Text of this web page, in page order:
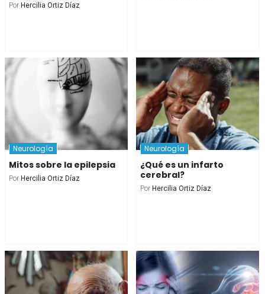
Por Hercilia Ortiz Díaz
Neurología
Mitos sobre la epilepsia
Por Hercilia Ortiz Díaz
Neurología
¿Qué es un infarto
cerebral?
Por Hercilia Ortiz Díaz